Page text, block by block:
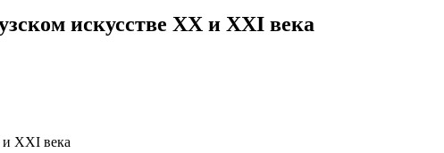
искусстве ХХ и ХХI века